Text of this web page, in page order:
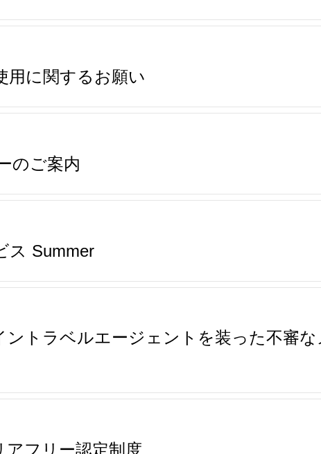
用に関するお願い
のご案内
ス Summer
ントラベルエージェントを装った不審
フリー認定制度